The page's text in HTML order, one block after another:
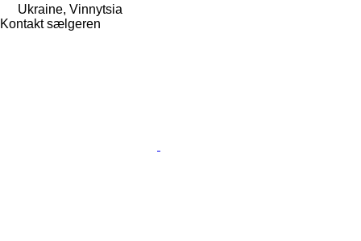
Ukraine, Vinnytsia
Kontakt sælgeren